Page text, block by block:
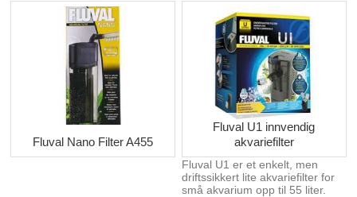
Fluval Nano Filter A455
Fluval U1 innvendig
akvariefilter
Fluval U1 er et enkelt, men
driftssikkert lite akvariefilter for
små akvarium opp til 55 liter.